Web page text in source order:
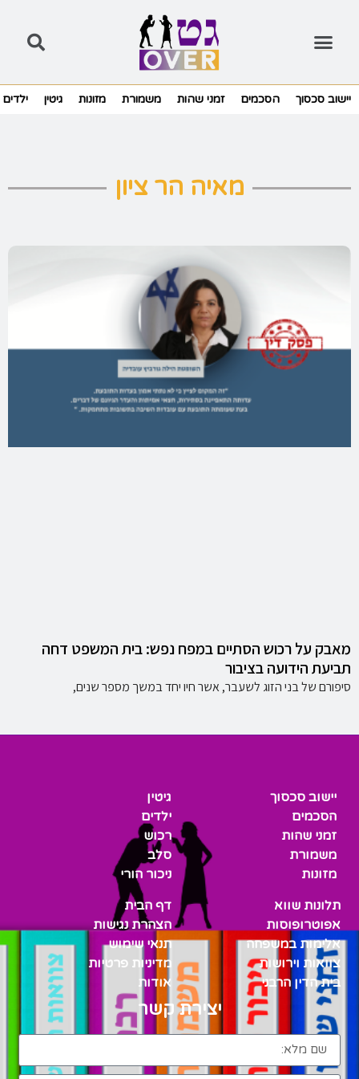
יישוב סכסוך הסכמים זמני שהות משמורת מזונות גיטין ילדים
מאיה הר ציון
מאבק על רכוש הסתיים במפח נפש: בית המשפט דחה
תביעת הידועה בציבור
סיפורם של בני הזוג לשעבר, אשר חיו יחד במשך מספר שנים,
יישוב סכסוך
הסכמים
זמני שהות
משמורת
מזונות
גיטין
ילדים
רכוש
סלב
ניכור הורי
תלונות שווא
אפוטרופוסות
אלימות במשפחה
צוואות וירושות
בית הדין הרבני
דף הבית
הצהרת נגישות
תנאי שימוש
מדיניות פרטיות
אודות
יצירת קשר